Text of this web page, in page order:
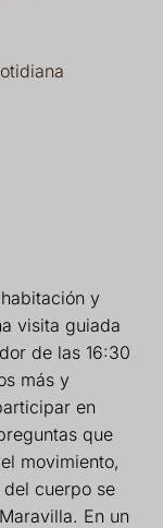
y
visita guiada
de las 16:30
más y
en
que
movimiento,
cuerpo se
En un